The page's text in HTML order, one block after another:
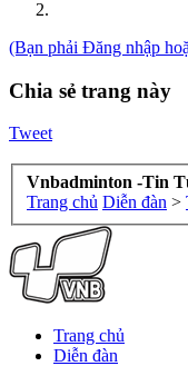
(Bạn phải Đăng nhập
Chia sẻ trang này
Tweet
Vnbadminton -Tin
Trang chủ Diễn đàn >
Trang chủ
Diễn đàn